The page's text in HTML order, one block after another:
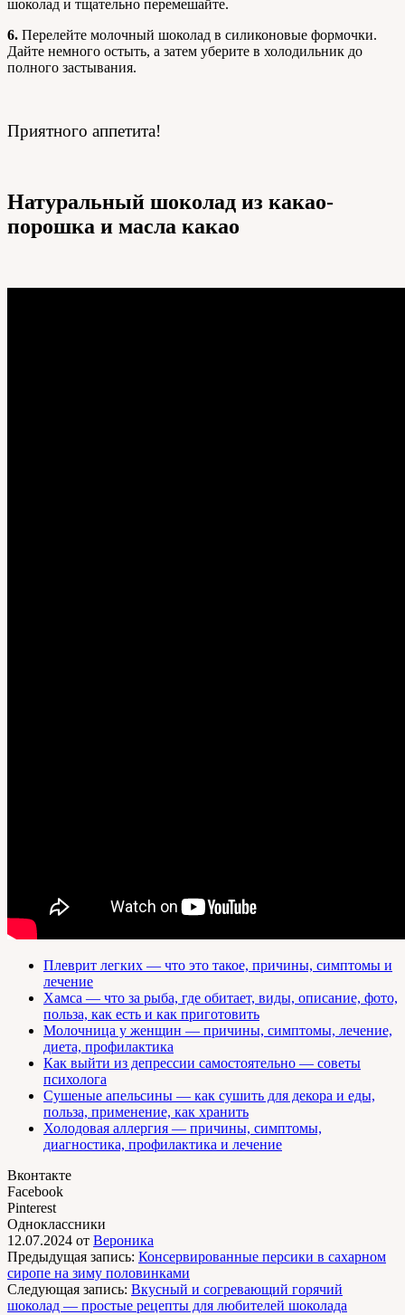
шоколад и тщательно перемешайте.
6. Перелейте молочный шоколад в силиконовые формочки.
Дайте немного остыть, а затем уберите в холодильник до
полного застывания.
Приятного аппетита!
Натуральный шоколад из какао-
порошка и масла какао
Плеврит легких — что это такое, причины, симптомы и
лечение
Хамса — что за рыба, где обитает, виды, описание, фото,
польза, как есть и как приготовить
Молочница у женщин — причины, симптомы, лечение,
диета, профилактика
Как выйти из депрессии самостоятельно — советы
психолога
Сушеные апельсины — как сушить для декора и еды,
польза, применение, как хранить
Холодовая аллергия — причины, симптомы,
диагностика, профилактика и лечение
Вконтакте
Facebook
Pinterest
Одноклассники
12.07.2024 от Вероника
Предыдущая запись: Консервированные персики в сахарном
сиропе на зиму половинками
Следующая запись: Вкусный и согревающий горячий
шоколад — простые рецепты для любителей шоколада